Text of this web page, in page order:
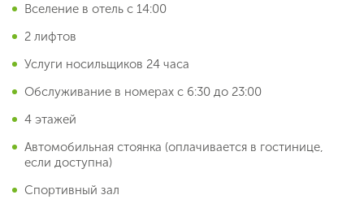
Вселение в отель с 14:00
2 лифтов
Услуги носильщиков 24 часа
Обслуживание в номерах с 6:30 до 23:00
4 этажей
Автомобильная стоянка (оплачивается в гостинице,
если доступна)
Спортивный зал